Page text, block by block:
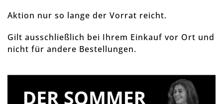
Aktion nur so lange der Vorrat reicht.
Gilt ausschließlich bei Ihrem Einkauf vor Ort und
nicht für andere Bestellungen.